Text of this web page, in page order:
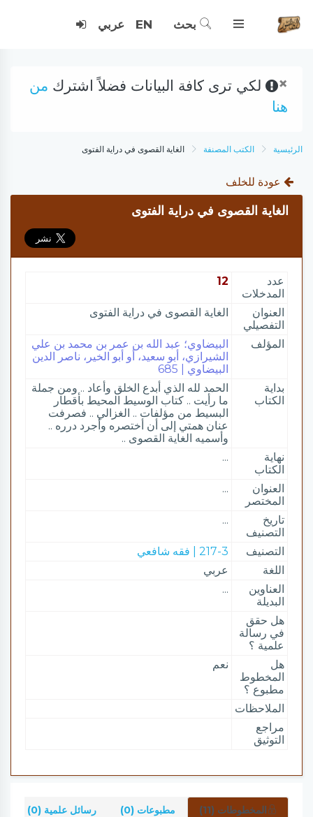
بحث EN عربي
× لكي ترى كافة البيانات فضلاً اشترك من
هنا
الرئيسية الكتب المصنفة الغاية القصوى في دراية الفتوى
عودة للخلف
الغاية القصوى في دراية الفتوى
عدد
المدخلات
12
العنوان
التفصيلي
الغاية القصوى في دراية الفتوى
المؤلف
البيضاوي؛ عبد الله بن عمر بن محمد بن علي
الشيرازي، أبو سعيد، أو أبو الخير، ناصر الدين
البيضاوي | 685
بداية
الكتاب
الحمد لله الذي أبدع الخلق وأعاد .. ومن جملة
ما رأيت .. كتاب الوسيط المحيط بأقطار
البسيط من مؤلفات .. الغزالي .. فصرفت
عنان همتي إلى أن أختصره وأجرد درره ..
وأسميه الغاية القصوى ..
نهاية
الكتاب
...
العنوان
المختصر
...
تاريخ
التصنيف
...
التصنيف
217-3 | فقه شافعي
اللغة
عربي
العناوين
البديلة
...
هل حقق
في رسالة
علمية ؟
هل
المخطوط
مطبوع ؟
نعم
الملاحظات
مراجع
التوثيق
المخطوطات (11) مطبوعات (0) رسائل علمية (0)